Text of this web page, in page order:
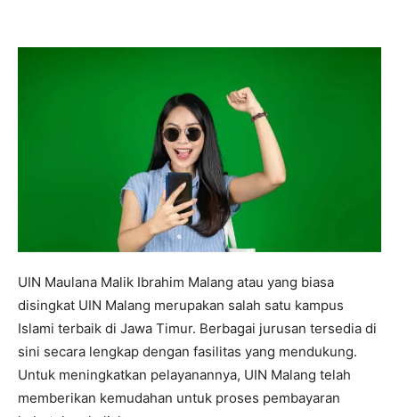
UIN Maulana Malik Ibrahim Malang atau yang biasa
disingkat UIN Malang merupakan salah satu kampus
Islami terbaik di Jawa Timur. Berbagai jurusan tersedia di
sini secara lengkap dengan fasilitas yang mendukung.
Untuk meningkatkan pelayanannya, UIN Malang telah
memberikan kemudahan untuk proses pembayaran